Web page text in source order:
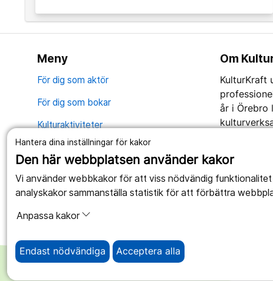
Hantera dina inställningar för kakor
Den här webbplatsen använder kakor
Vi använder webbkakor för att viss nödvändig
analyskakor sammanställa statistik för att förbättra
Anpassa kakor
Endast nödvändiga Acceptera alla
Meny
För dig som aktör
För dig som bokar
Kulturaktiviteter
Kulturpeng
Kulturutbudsdagen
Kontakt
Om Kulturkraft
Om
KulturKraft
år i Örebro
på